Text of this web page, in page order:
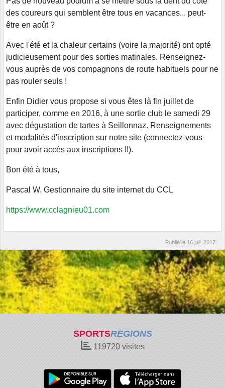
des coureurs qui semblent être tous en vacances... peut-
être en août ?
Avec l'été et la chaleur certains (voire la majorité) ont opté
judicieusement pour des sorties matinales. Renseignez-
vous auprès de vos compagnons de route habituels pour ne
pas rouler seuls !
Enfin Didier vous propose si vous êtes là fin juillet de
participer, comme en 2016, à une sortie club le samedi 29
avec dégustation de tartes à Seillonnaz. Renseignements
et modalités d'inscription sur notre site (connectez-vous
pour avoir accès aux inscriptions !!).
Bon été à tous,
Pascal W. Gestionnaire du site internet du CCL
https://www.cclagnieu01.com
Publié le 16 juil. 2017
SPORTSREGIONS
119720visites